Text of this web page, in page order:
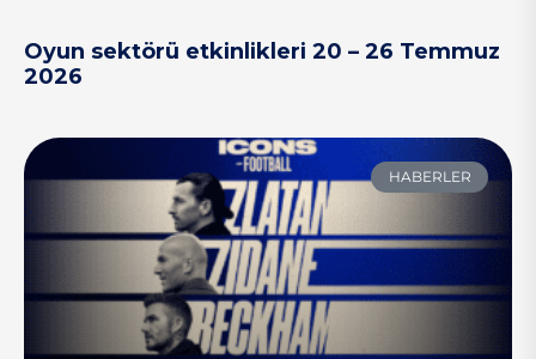
Oyun sektörü etkinlikleri 20 – 26 Temmuz
2026
HABERLER